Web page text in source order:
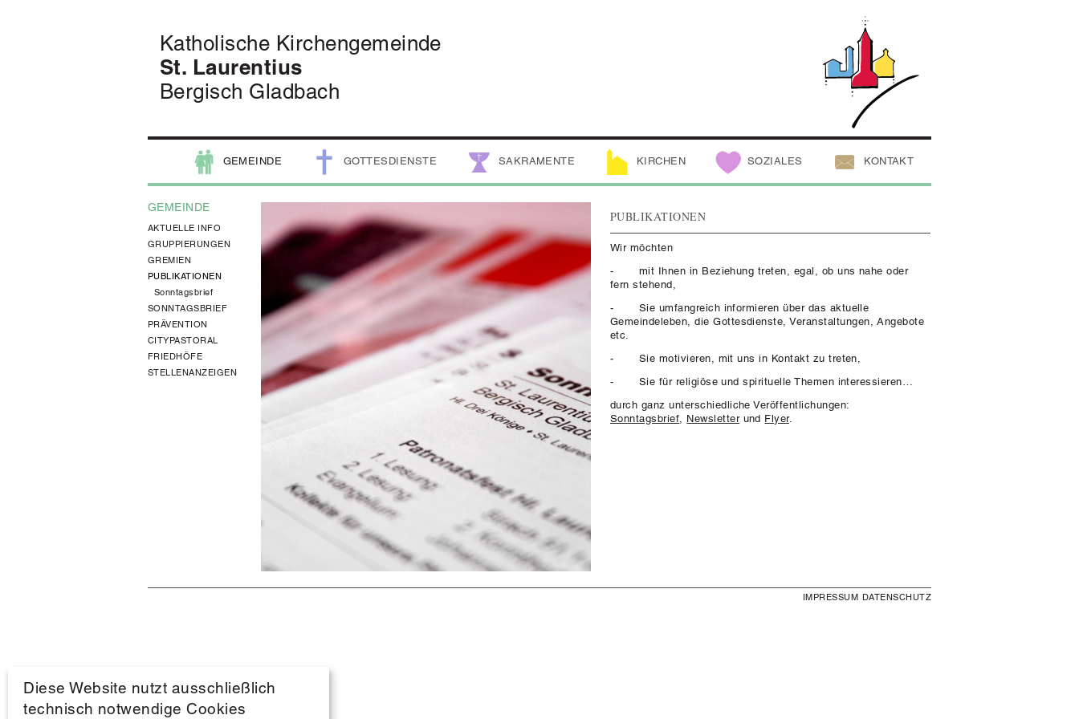
Katholische Kirchengemeinde
St. Laurentius
Bergisch Gladbach
GEMEINDE GOTTESDIENSTE SAKRAMENTE KIRCHEN SOZIALES KONTAKT
GEMEINDE
AKTUELLE INFO
GRUPPIERUNGEN
GREMIEN
PUBLIKATIONEN
Sonntagsbrief
SONNTAGSBRIEF
PRÄVENTION
CITYPASTORAL
FRIEDHÖFE
STELLENANZEIGEN
PUBLIKATIONEN
Wir möchten
- mit Ihnen in Beziehung treten, egal, ob uns nahe oder
fern stehend,
- Sie umfangreich informieren über das aktuelle
Gemeindeleben, die Gottesdienste, Veranstaltungen, Angebote
etc.
- Sie motivieren, mit uns in Kontakt zu treten,
- Sie für religiöse und spirituelle Themen interessieren…
durch ganz unterschiedliche Veröffentlichungen:
Sonntagsbrief, Newsletterund Flyer.
IMPRESSUM DATENSCHUTZ
Diese Website nutzt ausschließlich
technisch notwendige Cookies